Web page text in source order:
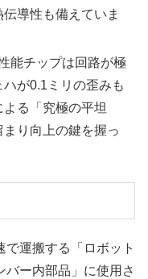
導性も備えていま
能チップは回路が極
が0.1ミリの歪みも
る「究極の平坦
り向上の鍵を握っ
運搬する「ロボット
バー内部品」に使用さ